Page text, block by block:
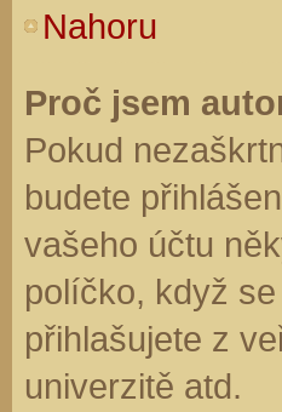
Nahoru
Proč jsem
Pokud
budete
vašeho účtu
políčko, když
přihlašujete z
univerzitě atd.